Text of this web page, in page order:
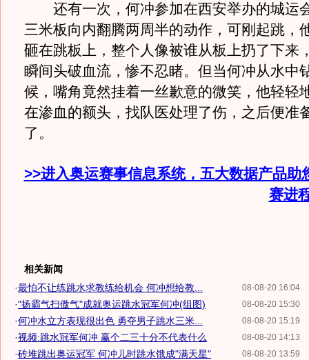
还有一次，何冲参加在西安举办的城运
三米板向内翻腾两周半的动作，可刚起跳，
砸在跳板上，整个人像被谁从板上扔了下来
瞬间头破血流，惨不忍睹。但当何冲从水中
候，嘴角竟然挂着一丝歉意的微笑，他轻轻
在渗血的额头，找队医处理了伤，之后便准
了。
>>进入奥运赛事信息系统，五大数据产品助
赛进
相关新闻
08-08-20 16:04
·最怕不让练跳水求教练给机会 何冲想给教...
08-08-20 15:30
·"扬霸气扫傲气"成就奥运跳水冠军何冲(组图)
08-08-20 15:19
·何冲水立方表现很出色 勇夺男子跳水三米...
08-08-20 14:13
·视频:跳水冠军何冲 赢个二三十分不代表什么
08-08-20 13:59
·砖堆跳出奥运冠军 何冲儿时跳水饿成"满天星"